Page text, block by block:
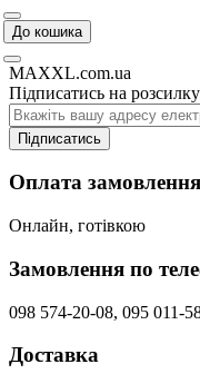
До кошика
MAXXL.com.ua
Підписатись на розсилку
Підписатись
Оплата замовлення
Онлайн, готівкою
Замовлення по
098 574-20-08, 095 011-
Доставка